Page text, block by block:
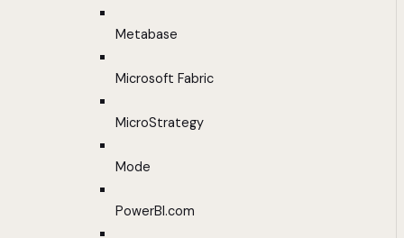
Metabase
Microsoft Fabric
MicroStrategy
Mode
PowerBI.com